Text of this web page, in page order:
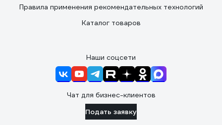
Правила применения рекомендательных технологий
Каталог товаров
Наши соцсети
Чат для бизнес-клиентов
Подать заявку